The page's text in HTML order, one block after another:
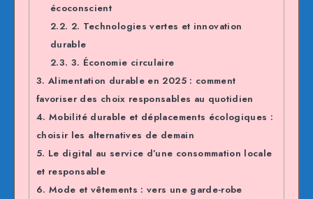
écoconscient
2.2. 2. Technologies vertes et innovation
durable
2.3. 3. Économie circulaire
3. Alimentation durable en 2025 : comment
favoriser des choix responsables au quotidien
4. Mobilité durable et déplacements écologiques :
choisir les alternatives de demain
5. Le digital au service d’une consommation locale
et responsable
6. Mode et vêtements : vers une garde-robe